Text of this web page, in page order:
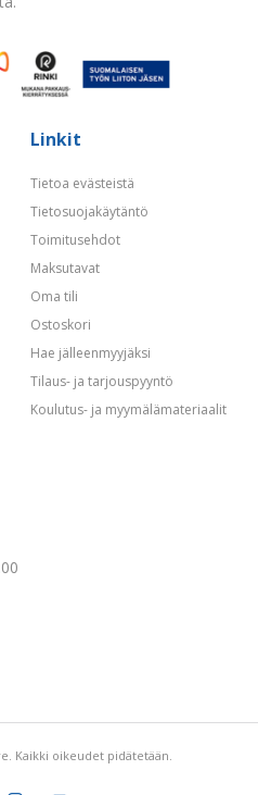
Linkit
Tietoa evästeistä
Tietosuojakäytäntö
Toimitusehdot
Maksutavat
Oma tili
Ostoskori
Hae jälleenmyyjäksi
Tilaus- ja tarjouspyyntö
Koulutus- ja myymälämateriaalit
Kaikki oikeudet pidätetään.